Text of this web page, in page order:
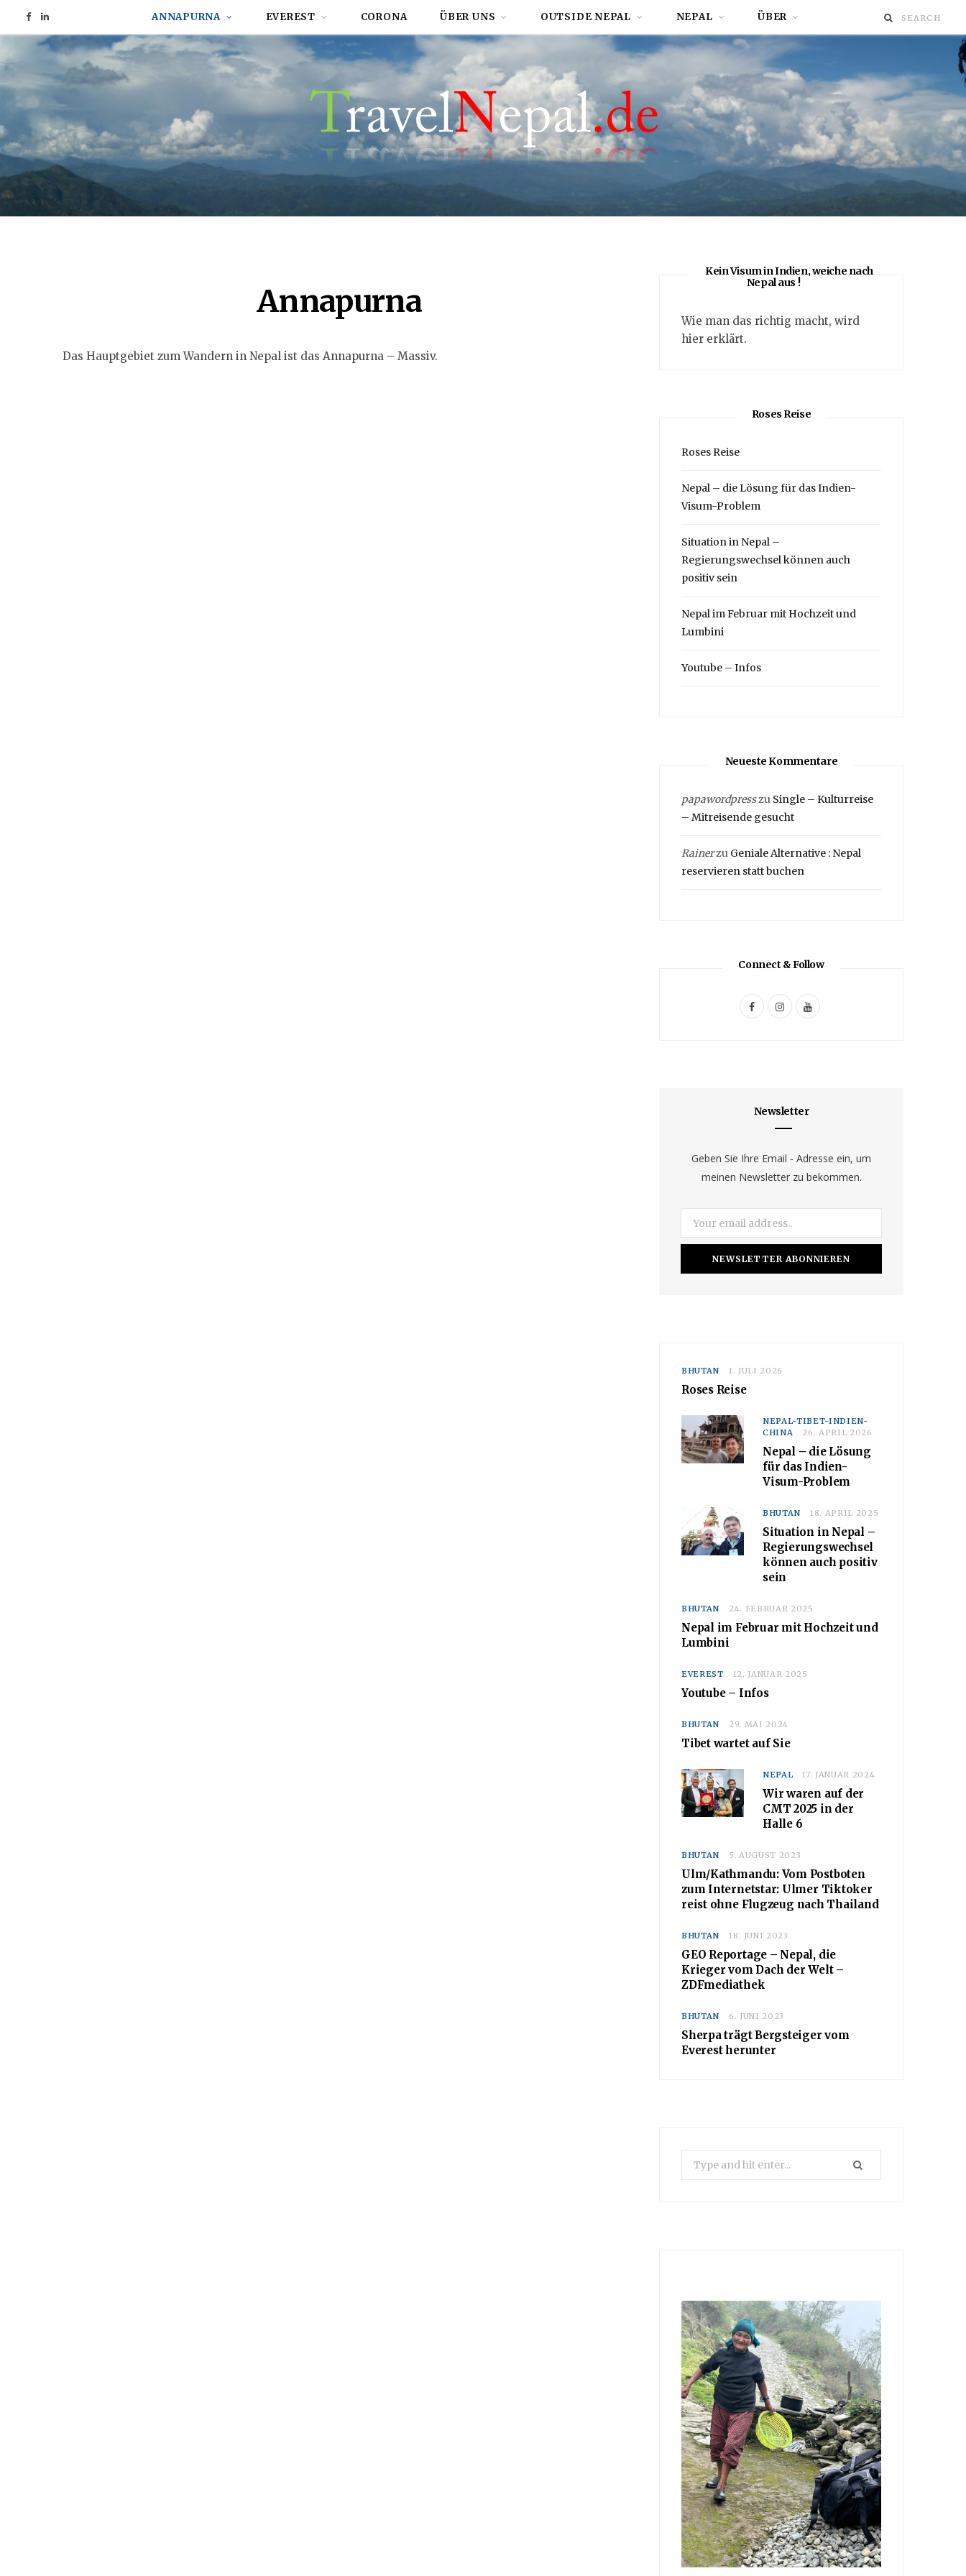
F
b
L
i
k
e
ANNAPURNA EVEREST CORONA ÜBER UNS OUTSIDE NEPAL NEPAL ÜBER
Annapurna
Das Hauptgebiet zum Wandern in Nepal ist das Annapurna – Massiv.
Kein Visum in Indien, weiche nach
Nepal aus !
Wie man das richtig macht, wird
hier erklärt.
Roses Reise
Roses Reise
Nepal – die Lösung für das Indien-
Visum-Problem
Situation in Nepal –
Regierungswechsel können auch
positiv sein
Nepal im Februar mit Hochzeit und
Lumbini
Youtube – Infos
Neueste Kommentare
papawordpresszu Single – Kulturreise
– Mitreisende gesucht
Rainerzu Geniale Alternative : Nepal
reservieren statt buchen
Connect & Follow
F
k
I
a
g
r
a
Y
Newsletter
Geben Sie Ihre Email - Adresse ein, um
meinen Newsletter zu bekommen.
BHUTAN 1. JULI 2026
Roses Reise
NEPAL-TIBET-INDIEN-
CHINA
26. APRIL 2026
Nepal – die Lösung
für das Indien-
Visum-Problem
BHUTAN 18. APRIL 2025
Situation in Nepal –
Regierungswechsel
können auch positiv
sein
BHUTAN 24. FEBRUAR 2025
Nepal im Februar mit Hochzeit und
Lumbini
EVEREST 12. JANUAR 2025
Youtube – Infos
BHUTAN 29. MAI 2024
Tibet wartet auf Sie
NEPAL 17. JANUAR 2024
Wir waren auf der
CMT 2025 in der
Halle 6
BHUTAN 5. AUGUST 2023
Ulm/Kathmandu: Vom Postboten
zum Internetstar: Ulmer Tiktoker
reist ohne Flugzeug nach Thailand
BHUTAN 18. JUNI 2023
GEO Reportage – Nepal, die
Krieger vom Dach der Welt –
ZDFmediathek
BHUTAN 6. JUNI 2023
Sherpa trägt Bergsteiger vom
Everest herunter
Search
for: